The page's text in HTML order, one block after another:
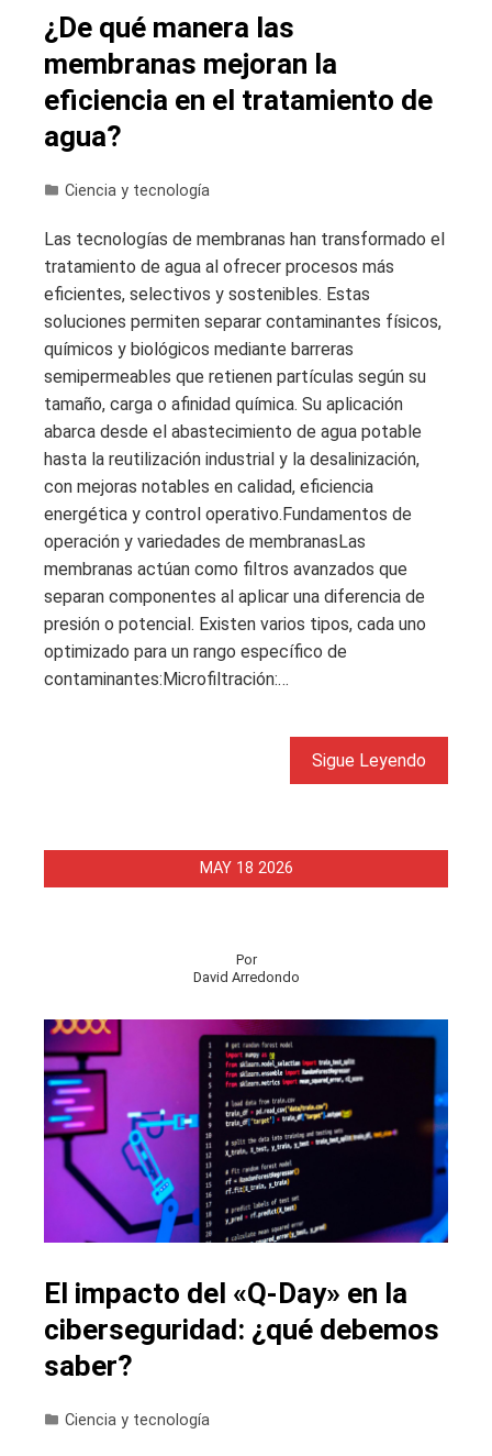
¿De qué manera las
membranas mejoran la
eficiencia en el tratamiento de
agua?
Ciencia y tecnología
Las tecnologías de membranas han transformado el
tratamiento de agua al ofrecer procesos más
eficientes, selectivos y sostenibles. Estas
soluciones permiten separar contaminantes físicos,
químicos y biológicos mediante barreras
semipermeables que retienen partículas según su
tamaño, carga o afinidad química. Su aplicación
abarca desde el abastecimiento de agua potable
hasta la reutilización industrial y la desalinización,
con mejoras notables en calidad, eficiencia
energética y control operativo.Fundamentos de
operación y variedades de membranasLas
membranas actúan como filtros avanzados que
separan componentes al aplicar una diferencia de
presión o potencial. Existen varios tipos, cada uno
optimizado para un rango específico de
contaminantes:Microfiltración:…
Sigue Leyendo
MAY 18 2026
Por
David Arredondo
El impacto del «Q-Day» en la
ciberseguridad: ¿qué debemos
saber?
Ciencia y tecnología